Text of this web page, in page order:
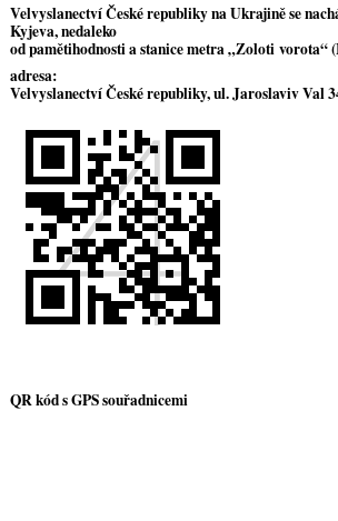
Velvyslanectví České republiky na Ukrajiněse
Kyjeva, nedaleko
od pamětihodnosti a stanice metra „Zoloti vorota“
adresa:
Velvyslanectví České republiky, ul. Jaroslaviv Val
QR kód s GPS souřadnicemi